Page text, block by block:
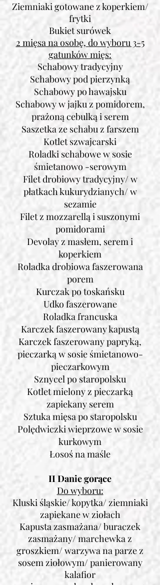
Ziemniaki gotowane z koperkiem/
frytki
Bukiet surówek
2 mięsa na osobę, do wyboru 3-5
gatunków mięs:
Schabowy tradycyjny
Schabowy pod pierzynką
Schabowy po hawajsku
Schabowy w jajku z pomidorem,
prażoną cebulką i serem
Saszetka ze schabu z farszem
Kotlet szwajcarski
Roladki schabowe w sosie
śmietanowo -serowym
Filet drobiowy tradycyjny/ w
płatkach kukurydzianych/ w
sezamie
Filet z mozzarellą i suszonymi
pomidorami
Devolay z masłem, serem i
koperkiem
Roladka drobiowa faszerowana
porem
Kurczak po toskańsku
Udko faszerowane
Roladka francuska
Karczek faszerowany kapustą
Karczek faszerowany papryką,
pieczarką w sosie śmietanowo-
pieczarkowym
Sznycel po staropolsku
Kotlet mielony z pieczarką
zapiekany serem
Sztuka mięsa po staropolsku
Polędwiczki wieprzowe w sosie
kurkowym
Łosoś na maśle
II Danie gorące
Do wyboru:
Kluski śląskie/ kopytka/ ziemniaki
zapiekane w ziołach
Kapusta zasmażana/ buraczek
zasmażany/ marchewka z
groszkiem/ warzywa na parze z
sosem ziołowym/ panierowany
kalafior